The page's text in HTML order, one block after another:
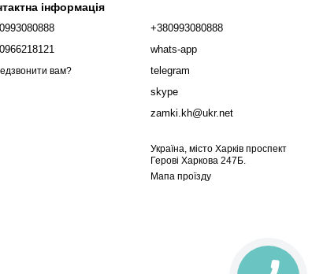
інформація
вам?
+380993080888
whats-app
telegram
skype
zamki.kh@ukr.net
Україна, місто Харків проспект
Герові Харкова 247Б.
Мапа проїзду